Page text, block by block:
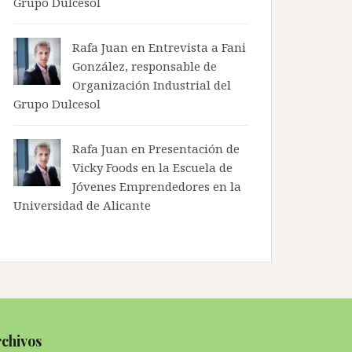
Rafa Juan en Entrevista a Fani
González, responsable de
Organización Industrial del
Grupo Dulcesol
Rafa Juan en Presentación de
Vicky Foods en la Escuela de
Jóvenes Emprendedores en la
Universidad de Alicante